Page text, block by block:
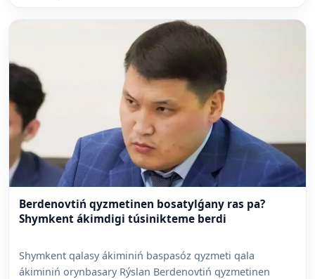
Berdenovtiń qyzmetinen bosatylǵany ras pa?
Shymkent ákimdigi túsinikteme berdi
Shymkent qalasy ákiminiń baspasóz qyzmeti qala
ákiminiń orynbasary Rýslan Berdenovtiń qyzmetinen